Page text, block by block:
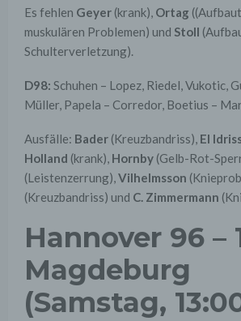
Es fehlen Geyer (krank), Ortag
muskulären Problemen) und Stoll
Schulterverletzung).
D98: Schuhen – Lopez, Riedel, Vukotic,
Müller, Papela – Corredor, Boetius –
Ausfälle: Bader (Kreuzbandriss), El
Holland (krank), Hornby (Gelb-Rot-
(Leistenzerrung),Vilhelmsson
(Kreuzbandriss) und C. Zimmermann
Hannover 96 –
Magdeburg
(Samstag,